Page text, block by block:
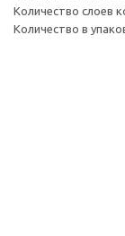
Количество слоев
Количество в